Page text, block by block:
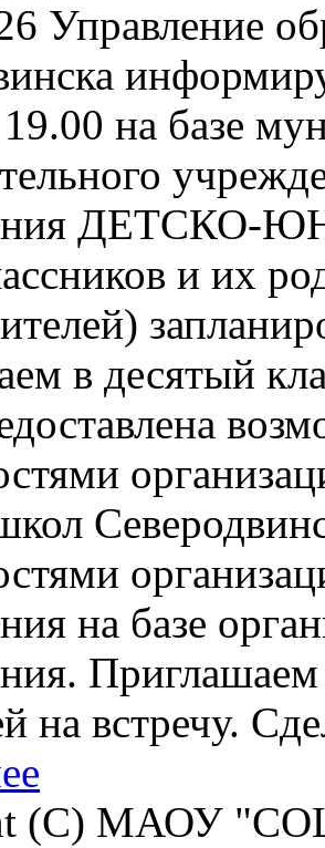
Управление
на базе
и их
в десятый
на базе
на встречу.
(C) МАОУ